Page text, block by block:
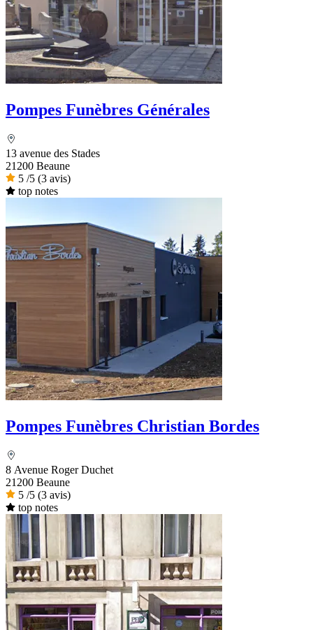
Pompes Funèbres Générales
13 avenue des Stades
21200 Beaune
5 /5 (3 avis)
top notes
Pompes Funèbres Christian Bordes
8 Avenue Roger Duchet
21200 Beaune
5 /5 (3 avis)
top notes